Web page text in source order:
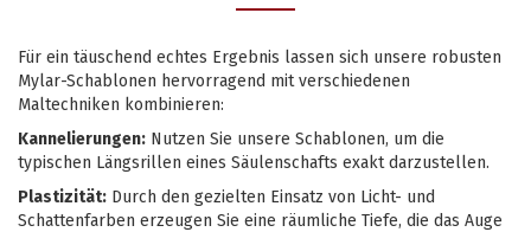
Für ein täuschend echtes Ergebnis lassen sich unsere robusten
Mylar-Schablonen hervorragend mit verschiedenen
Maltechniken kombinieren:
Kannelierungen: Nutzen Sie unsere Schablonen, um die
typischen Längsrillen eines Säulenschafts exakt darzustellen.
Plastizität: Durch den gezielten Einsatz von Licht- und
Schattenfarben erzeugen Sie eine räumliche Tiefe, die das Auge